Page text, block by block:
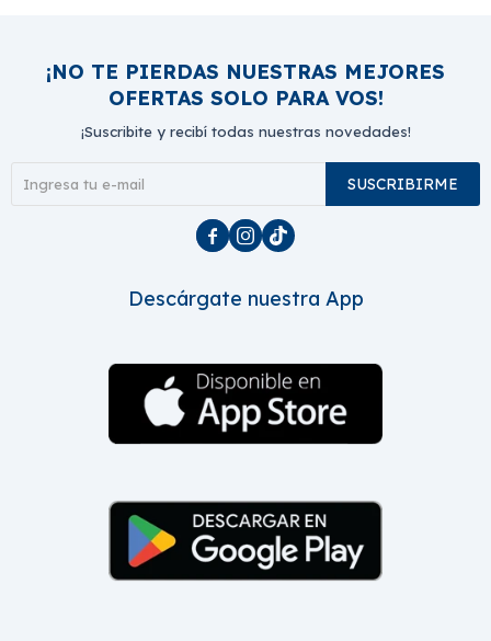
¡NO TE PIERDAS NUESTRAS MEJORES
OFERTAS SOLO PARA VOS!
¡Suscribite y recibí todas nuestras novedades!
SUSCRIBIRME
  
Descárgate nuestra App